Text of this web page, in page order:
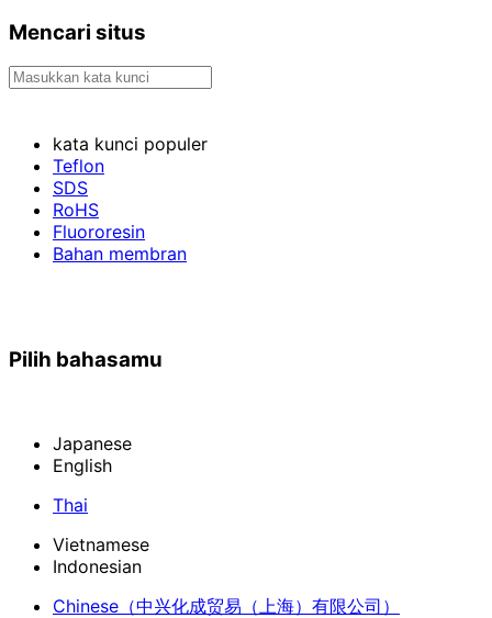
Mencari situs
kata kunci populer
Teflon
SDS
RoHS
Fluororesin
Bahan membran
Pilih bahasamu
Japanese
English
Thai
Vietnamese
Indonesian
Chinese （中兴化成贸易（上海）有限公司）